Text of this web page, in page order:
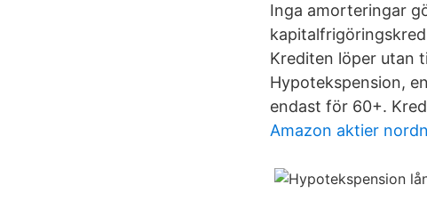
Inga amorteringar
Krediten löper utan
Hypotekspension,
endast för 60+.
Amazon aktier